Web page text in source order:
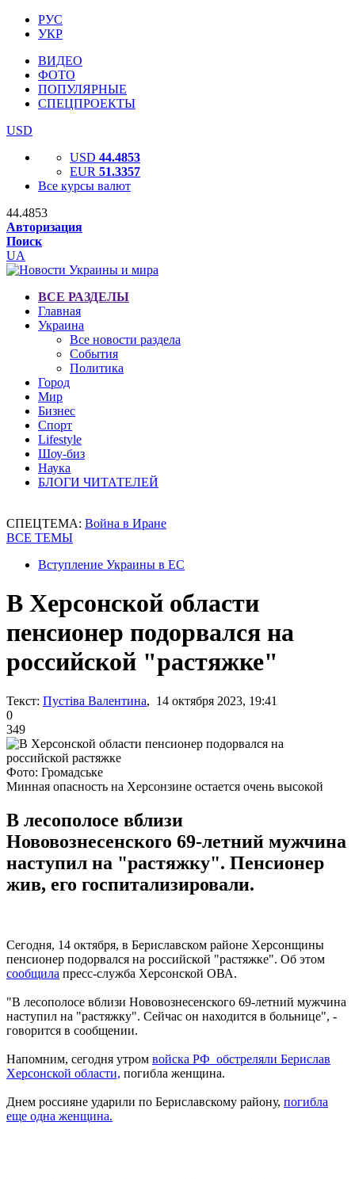
РУС
УКР
ВИДЕО
ФОТО
ПОПУЛЯРНЫЕ
СПЕЦПРОЕКТЫ
USD
USD 44.4853
EUR 51.3357
Все курсы валют
44.4853
Авторизация
Поиск
UA
ВСЕ РАЗДЕЛЫ
Главная
Украина
Все новости раздела
События
Политика
Город
Мир
Бизнес
Спорт
Lifestyle
Шоу-биз
Наука
БЛОГИ ЧИТАТЕЛЕЙ
СПЕЦТЕМА: Война в Иране
ВСЕ ТЕМЫ
Вступление Украины в ЕС
В Херсонской области
пенсионер подорвался на
российской "растяжке"
Текст: Пустіва Валентина, 14 октября 2023, 19:41
0
349
Фото: Громадське
Минная опасность на Херсонзине остается очень высокой
В лесополосе вблизи
Нововознесенского 69-летний мужчина
наступил на "растяжку". Пенсионер
жив, его госпитализировали.
Сегодня, 14 октября, в Бериславском районе Херсонщины
пенсионер подорвался на российской "растяжке". Об этом
сообщила пресс-служба Херсонской ОВА.
"В лесополосе вблизи Нововознесенского 69-летний мужчина
наступил на "растяжку". Сейчас он находится в больнице", -
говорится в сообщении.
Напомним, сегодня утром войска РФ обстреляли Берислав
Херсонской области, погибла женщина.
Днем россияне ударили по Бериславскому району, погибла
еще одна женщина.